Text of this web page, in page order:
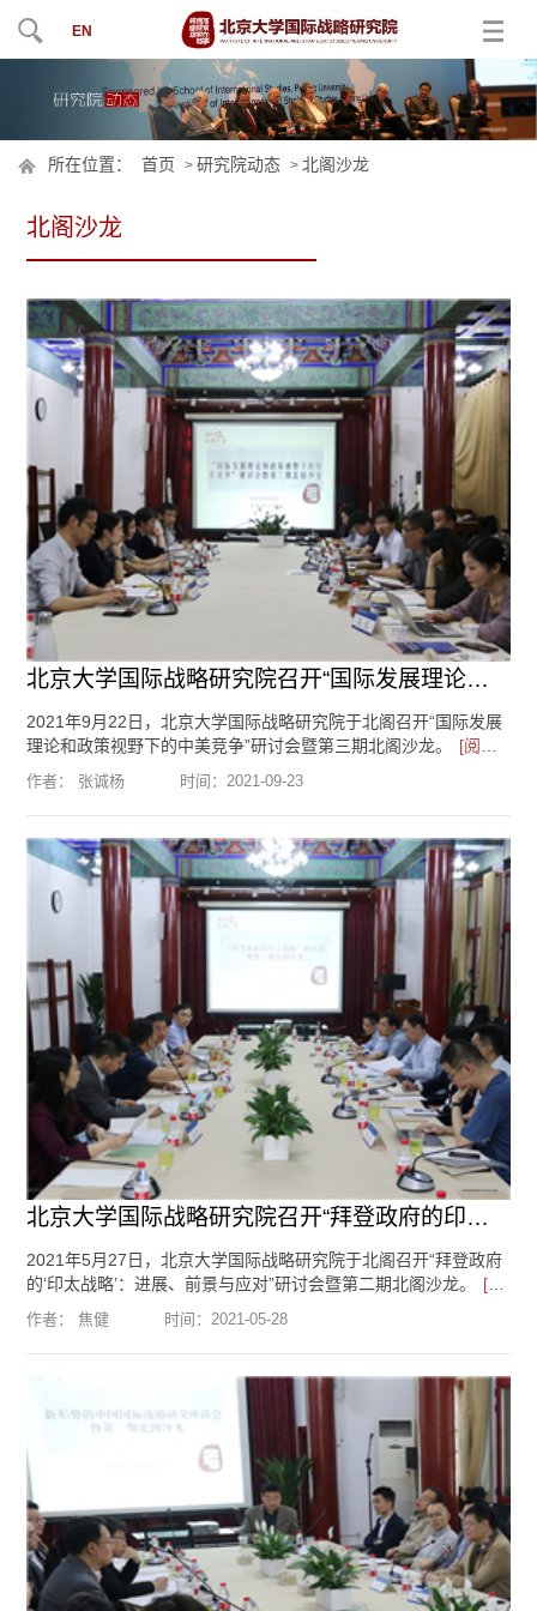
EN
所在位置： 首页 >研究院动态 >北阁沙龙
北阁沙龙
北京大学国际战略研究院召开“国际发展理论和政策视野下的中美竞争...
2021年9月22日，北京大学国际战略研究院于北阁召开“国际发展
理论和政策视野下的中美竞争”研讨会暨第三期北阁沙龙。
[阅读
全文]
作者： 张诚杨 时间： 2021-09-23
北京大学国际战略研究院召开“拜登政府的印太战略”研讨会暨第二期...
2021年5月27日，北京大学国际战略研究院于北阁召开“拜登政府
的‘印太战略’：进展、前景与应对”研讨会暨第二期北阁沙龙。
[阅
读全文]
作者： 焦健 时间：2021-05-28